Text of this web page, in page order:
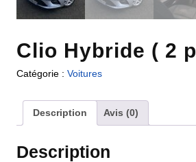
Clio Hybride ( 2
Catégorie : Voitures
Description Avis (0)
Description